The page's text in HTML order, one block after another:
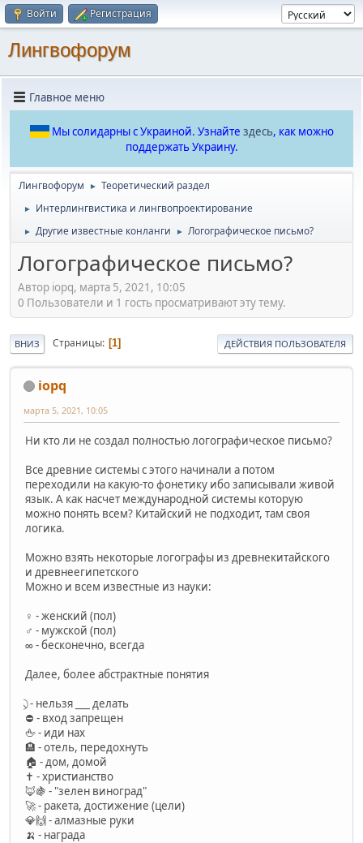
Войти Регистрация
Лингвофорум
Главное меню
Мы солидарны с Украиной. Узнайте здесь, как можно
поддержать Украину.
Лингвофорум ► Теоретический раздел
► Интерлингвистика и лингвопроектирование
► Другие известные конланги ► Логографическое письмо?
Логографическое письмо?
Автор iopq, марта 5, 2021, 10:05
0 Пользователи и 1 гость просматривают эту тему.
ВНИЗ Страницы 1 ДЕЙСТВИЯ ПОЛЬЗОВАТЕЛЯ
iopq
марта 5, 2021, 10:05
Ни кто ли не создал полностью логографическое письмо?
Все древние системы с этого начинали а потом
переходили на какую-то фонетику ибо записывали живой
язык. А как насчет международной системы которую
можно понять всем? Китайский не подходит, там своя
логика.
Можно взять некоторые логографы из древнекитайского
и древнеегипетского
Можно и всем известные из науки:
♀ - женский (пол)
♂ - мужской (пол)
∞ - бесконечно, всегда
Далее, более абстрактные понятия
⃠ - нельзя ___ делать
⛔ - вход запрещен
🖕 - иди нах
🏨 - отель, передохнуть
🏠 - дом, домой
✝️ - христианство
🦊🍇 - "зелен виноград"
🚀 - ракета, достижение (цели)
💎🙌 - алмазные руки
🍌 - награда